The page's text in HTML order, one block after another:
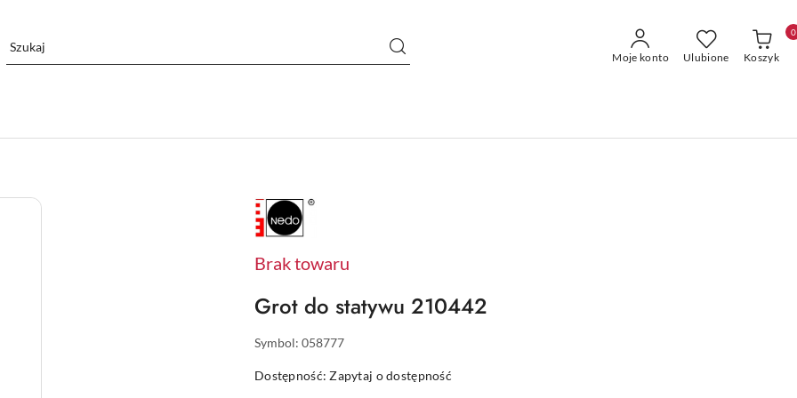
Moje konto Ulubione Koszyk
0
NAZWA
PRODUCENTA:
NEDO
Brak towaru
Grot do statywu 210442
Symbol: 058777
Dostępność:Zapytaj o dostępność